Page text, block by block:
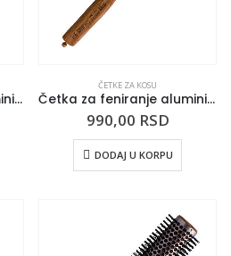
Četka za feniranje aluminijumska sa sintetičkim iglicama 3ME Air Power za tanku i osetljivu kosu 42mm
ČETKE ZA KOSU
Četka za feniranje aluminijumska sa sintetičkim iglicama 3ME Air Power za tanku i osetljivu kosu 36mm
990,00 RSD
DODAJ U KORPU